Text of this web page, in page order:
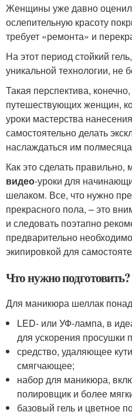
Женщины уже давно
ослепительную красоту
требует «ремонта» и
На этот период стойкий
уникальной технологии, не
Такая перспектива,
путешествующих женщин,
уроки мастерства
самостоятельно делать
наслаждаться им
Как это сделать
видео-уроки для
шелаком. Все, что нужно
прекрасного пола, – это
и следовать поэтапно
предварительно
экипировкой для
Что нужно подготовить?
Для маникюра шеллак
LED- или УФ-лампа, в
для ускорения просушки
средство, удаляющее
смягчающее;
набор для маникюра,
полировщик и более
базовый гель и цветное